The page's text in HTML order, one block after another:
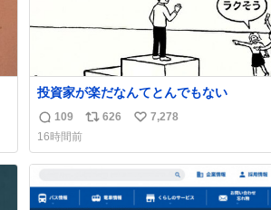
投資家が楽だなんてとんでもない
返
信
数
109
リ
ス
数
626
い
ね
7,278
16時間前